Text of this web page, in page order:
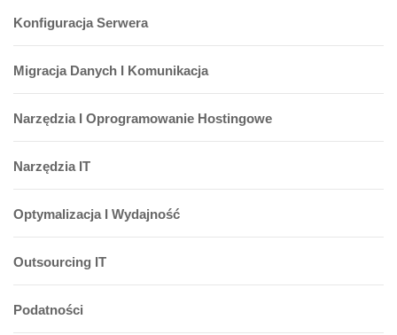
Konfiguracja Serwera
Migracja Danych I Komunikacja
Narzędzia I Oprogramowanie Hostingowe
Narzędzia IT
Optymalizacja I Wydajność
Outsourcing IT
Podatności